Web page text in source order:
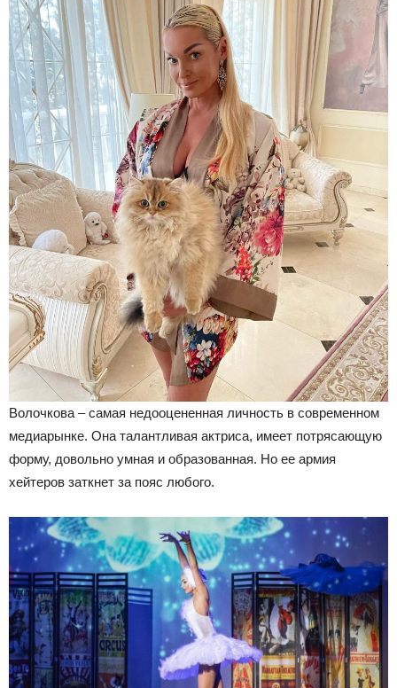
Волочкова – самая недооцененная личность в современном
медиарынке. Она талантливая актриса, имеет потрясающую
форму, довольно умная и образованная. Но ее армия
хейтеров заткнет за пояс любого.